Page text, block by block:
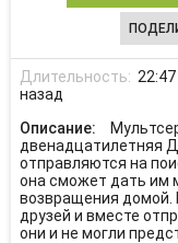
Длительность: 22:47
назад
Описание:
двенадцатилетняя
отправляются на
она сможет дать им
возвращения домой.
друзей и вместе
они и не могли